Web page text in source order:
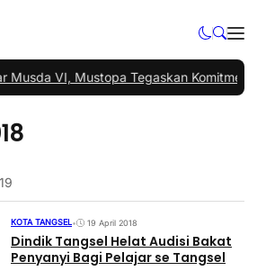
Musda VI, Mustopa Tegaskan Komitmen
19
KOTA TANGSEL• 19 April 2018
Dindik Tangsel Helat Audisi Bakat
Penyanyi Bagi Pelajar se Tangsel